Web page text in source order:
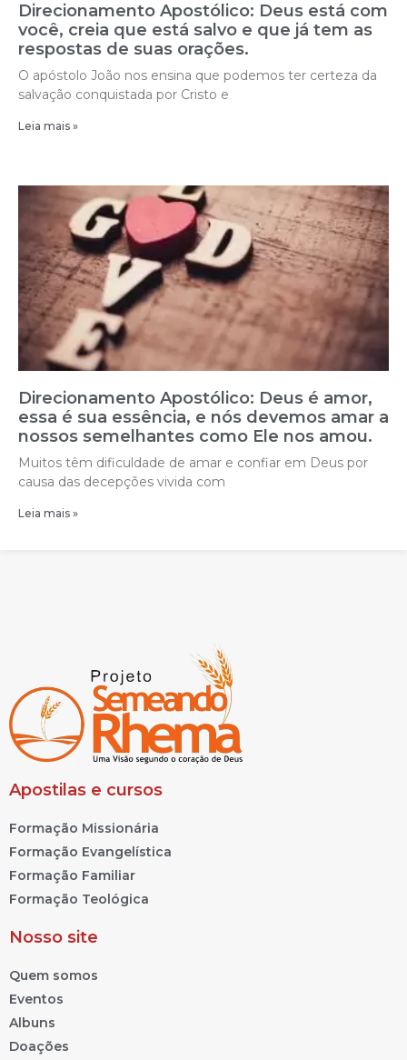
Direcionamento Apostólico: Deus está com
você, creia que está salvo e que já tem as
respostas de suas orações.
O apóstolo João nos ensina que podemos ter certeza da
salvação conquistada por Cristo e
Leia mais »
Direcionamento Apostólico: Deus é amor,
essa é sua essência, e nós devemos amar a
nossos semelhantes como Ele nos amou.
Muitos têm dificuldade de amar e confiar em Deus por
causa das decepções vivida com
Leia mais »
Apostilas e cursos
Formação Missionária
Formação Evangelística
Formação Familiar
Formação Teológica
Nosso site
Quem somos
Eventos
Albuns
Doações